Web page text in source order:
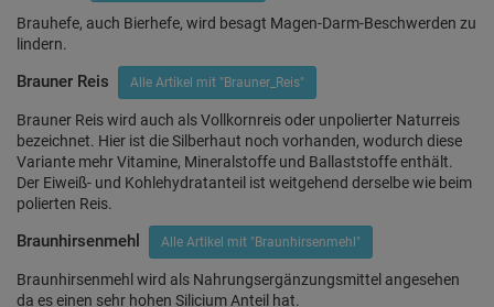
Brauhefe, auch Bierhefe, wird besagt Magen-Darm-Beschwerden zu
lindern.
Brauner Reis Alle Artikel mit "Brauner_Reis"
Brauner Reis wird auch als Vollkornreis oder unpolierter Naturreis
bezeichnet. Hier ist die Silberhaut noch vorhanden, wodurch diese
Variante mehr Vitamine, Mineralstoffe und Ballaststoffe enthält.
Der Eiweiß- und Kohlehydratanteil ist weitgehend derselbe wie beim
polierten Reis.
Braunhirsenmehl Alle Artikel mit "Braunhirsenmehl"
Braunhirsenmehl wird als Nahrungsergänzungsmittel angesehen
da es einen sehr hohen Silicium Anteil hat.